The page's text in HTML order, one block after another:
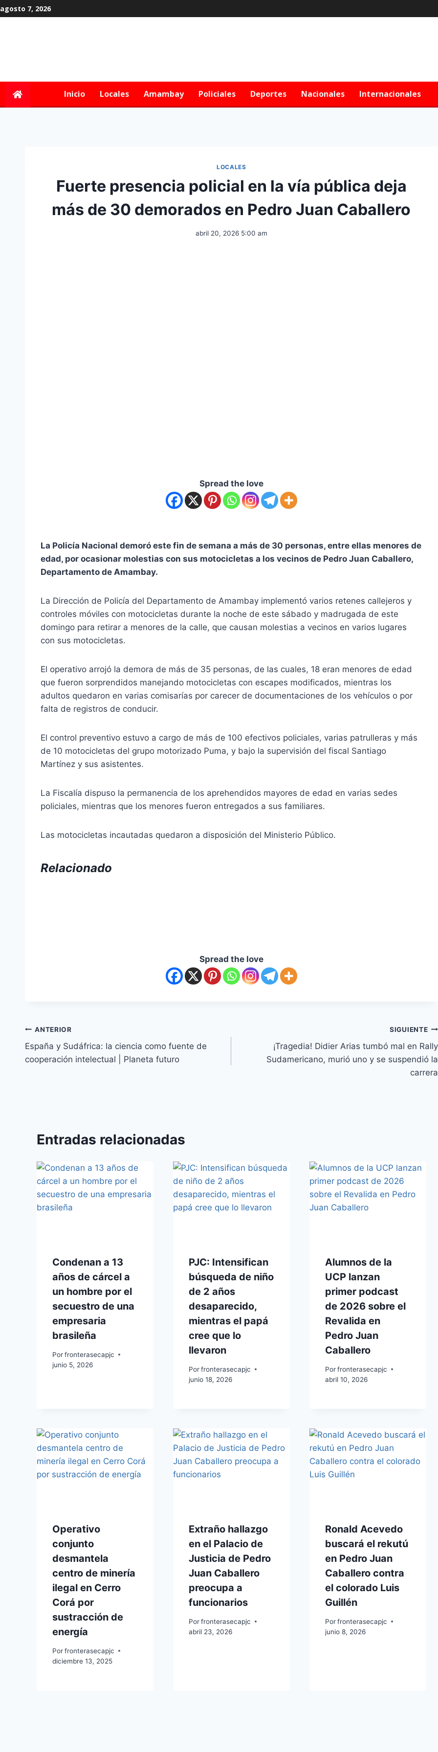
agosto 7, 2026
Inicio Locales Amambay Policiales Deportes Nacionales Internacionales
LOCALES
Fuerte presencia policial en la vía pública deja
más de 30 demorados en Pedro Juan Caballero
abril 20, 2026 5:00 am
Spread the love
La Policía Nacional demoró este fin de semana a más de 30 personas, entre ellas menores de
edad, por ocasionar molestias con sus motocicletas a los vecinos de Pedro Juan Caballero,
Departamento de Amambay.
La Dirección de Policía del Departamento de Amambay implementó varios retenes callejeros y
controles móviles con motocicletas durante la noche de este sábado y madrugada de este
domingo para retirar a menores de la calle, que causan molestias a vecinos en varios lugares
con sus motocicletas.
El operativo arrojó la demora de más de 35 personas, de las cuales, 18 eran menores de edad
que fueron sorprendidos manejando motocicletas con escapes modificados, mientras los
adultos quedaron en varias comisarías por carecer de documentaciones de los vehículos o por
falta de registros de conducir.
El control preventivo estuvo a cargo de más de 100 efectivos policiales, varias patrulleras y más
de 10 motocicletas del grupo motorizado Puma, y bajo la supervisión del fiscal Santiago
Martínez y sus asistentes.
La Fiscalía dispuso la permanencia de los aprehendidos mayores de edad en varias sedes
policiales, mientras que los menores fueron entregados a sus familiares.
Las motocicletas incautadas quedaron a disposición del Ministerio Público.
Relacionado
Spread the love
ANTERIOR
España y Sudáfrica: la ciencia como fuente de
cooperación intelectual | Planeta futuro
SIGUIENTE
¡Tragedia! Didier Arias tumbó mal en Rally
Sudamericano, murió uno y se suspendió la
carrera
Entradas relacionadas
Condenan a 13
años de cárcel a
un hombre por el
secuestro de una
empresaria
brasileña
Porfronterasecapjc
junio 5, 2026
PJC: Intensifican
búsqueda de niño
de 2 años
desaparecido,
mientras el papá
cree que lo
llevaron
Porfronterasecapjc
junio 18, 2026
Alumnos de la
UCP lanzan
primer podcast
de 2026 sobre el
Revalida en
Pedro Juan
Caballero
Por fronterasecapjc
abril 10, 2026
Operativo
conjunto
desmantela
centro de minería
ilegal en Cerro
Corá por
sustracción de
energía
Porfronterasecapjc
diciembre 13, 2025
Extraño hallazgo
en el Palacio de
Justicia de Pedro
Juan Caballero
preocupa a
funcionarios
Porfronterasecapjc
abril 23, 2026
Ronald Acevedo
buscará el rekutú
en Pedro Juan
Caballero contra
el colorado Luis
Guillén
Por fronterasecapjc
junio 8, 2026